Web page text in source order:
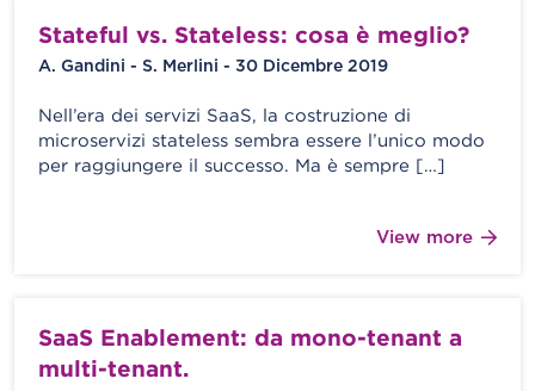
Stateful vs. Stateless: cosa è meglio?
A. Gandini - S. Merlini - 30 Dicembre 2019
Nell’era dei servizi SaaS, la costruzione di
microservizi stateless sembra essere l’unico modo
per raggiungere il successo. Ma è sempre […]
View more
SaaS Enablement: da mono-tenant a
multi-tenant.